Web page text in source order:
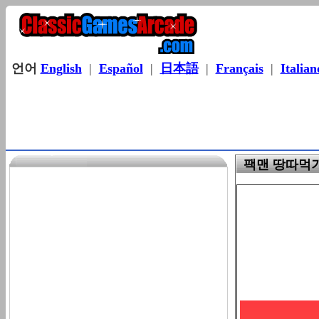
언어 English| Español| 日本語| Français|
팩맨 땅따먹